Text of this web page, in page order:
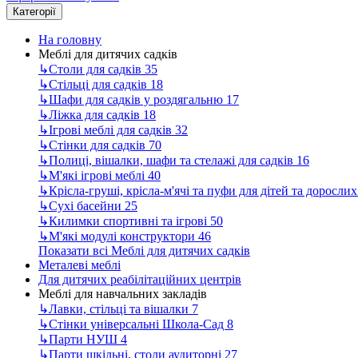
Категорії
На головну
Меблі для дитячих садків
↳Столи для садків 35
↳Стільці для садків 18
↳Шафи для садків у роздягальню 17
↳Ліжка для садків 18
↳Ігрові меблі для садків 32
↳Стінки для садків 70
↳Полиці, вішалки, шафи та стелажі для садків 16
↳М'які ігрові меблі 40
↳Крісла-груші, крісла-м'ячі та пуфи для дітей та
↳Сухі басейни 25
↳Килимки спортивні та ігрові 50
↳М'які модулі конструктори 46
Показати всі Меблі для дитячих садків
Металеві меблі
Для дитячих реабілітаційних центрів
Меблі для навчальних закладів
↳Лавки, стільці та вішалки 7
↳Стінки універсальні Школа-Сад 8
↳Парти НУШ 4
↳Парти шкільні, столи аудиторні 27